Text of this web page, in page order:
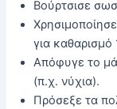
Βούρτσισε
για
Απόφυγε το
(π.χ. νύχια).
Πρόσεξε τα